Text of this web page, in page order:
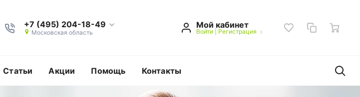
+7 (495) 204-18-49
Московская область
Мой кабинет
Войти| Регистрация
Статьи Акции Помощь Контакты